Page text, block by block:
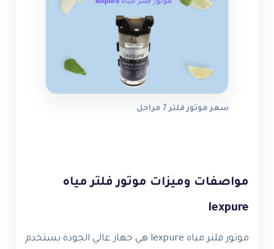
سعر موتور فلتر 7 مراحل
مواصفات وميزات موتور فلتر مياه
lexpure
موتور فلتر مياه lexpure هي جهاز عالي الجودة يستخدم